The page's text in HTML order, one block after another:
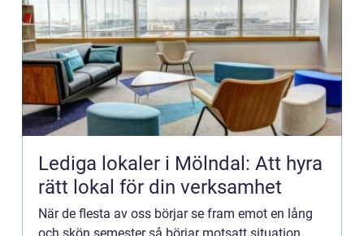
Lediga lokaler i Mölndal: Att hyra
rätt lokal för din verksamhet
När de flesta av oss börjar se fram emot en lång